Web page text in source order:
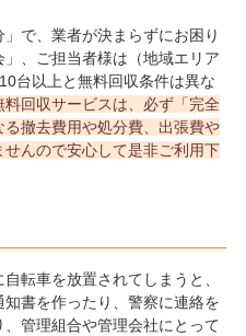
で、業者が決まらずにお困り
、ご担当者様は（地域エリア
台以上と無料回収条件は異な
回収サービスは、必ず「完全
撤去費用や処分費、出張費や
んので安心して是非ご利用下
転車を放置されてしまうと、
書を作ったり、警察に連絡を
管理組合や管理会社にとって